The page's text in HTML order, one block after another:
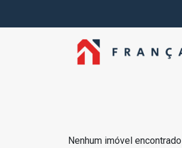
Nenhum imóvel encontrado